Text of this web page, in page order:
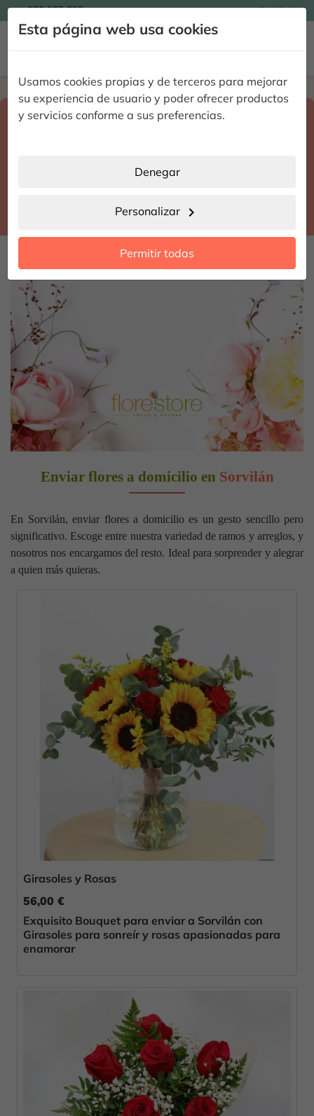
Esta página web usa cookies
Usamos cookies propias y de terceros para mejorar
su experiencia de usuario y poder ofrecer productos
y servicios conforme a sus preferencias.
Denegar
Personalizar chevron_right
Permitir todas
935 955 525 Español
 
Home Enviar flores a domicilio Granada
Selecciona destino y fecha de entrega
Enviar flores a domicilio en Sorvilán
En Sorvilán, enviar flores a domicilio es un gesto sencillo pero
significativo. Escoge entre nuestra variedad de ramos y arreglos, y
nosotros nos encargamos del resto. Ideal para sorprender y alegrar
a quien más quieras.
Girasoles y Rosas
56,00 €
Exquisito Bouquet para enviar a Sorvilán con
Girasoles para sonreír y rosas apasionadas para
enamorar